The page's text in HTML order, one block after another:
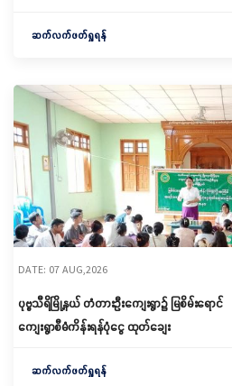
ဆက်လက်ဖတ်ရှုရန်
DATE: 07 AUG,2026
ပုဗ္ဗသီရိမြို့နယ် တံတားဦးကျေးရွာ၌ မြစိမ်းရောင်
ကျေးရွာစီမံကိန်းရန်ပုံငွေ ထုတ်ချေး
ဆက်လက်ဖတ်ရှုရန်